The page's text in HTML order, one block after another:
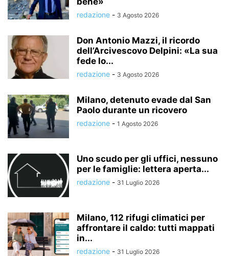
redazione - 3 Agosto 2026
Don Antonio Mazzi, il ricordo
dell’Arcivescovo Delpini: «La sua
fede lo...
redazione - 3 Agosto 2026
Milano, detenuto evade dal San
Paolo durante un ricovero
redazione - 1 Agosto 2026
Uno scudo per gli uffici, nessuno
per le famiglie: lettera aperta...
redazione - 31 Luglio 2026
Milano, 112 rifugi climatici per
affrontare il caldo: tutti mappati
in...
redazione - 31 Luglio 2026